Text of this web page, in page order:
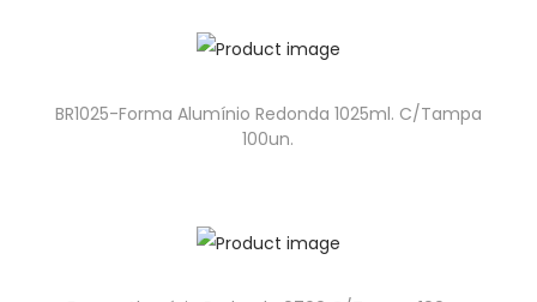
BR1025-Forma Alumínio Redonda 1025ml. C/Tampa
100un.